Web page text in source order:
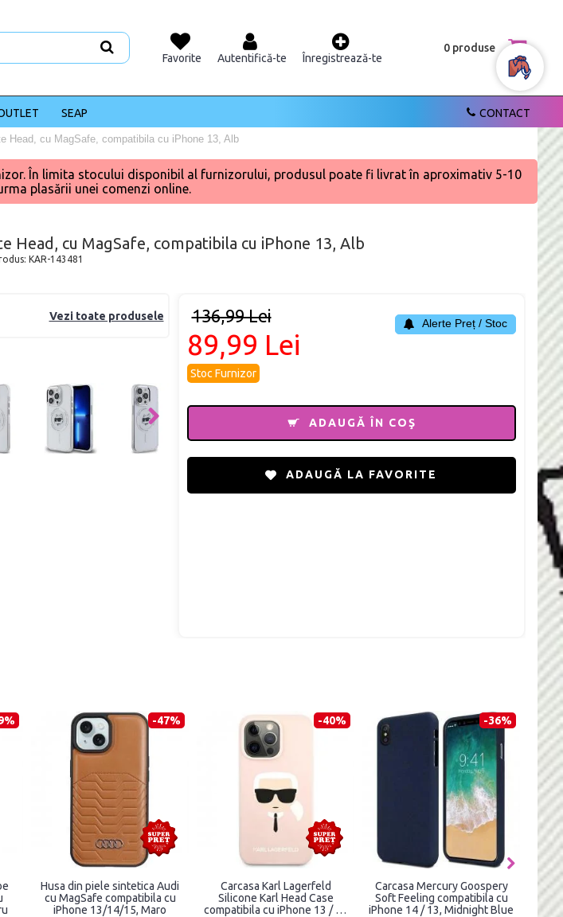
Favorite Autentifică-te Înregistrează-te
0 produse
CONTACT
SEAP
Head, cu MagSafe, compatibila cu iPhone 13, Alb
În limita stocului disponibil al furnizorului, produsul poate fi livrat în aproximativ 5-10
plasării unei comenzi online.
Head, cu MagSafe, compatibila cu iPhone 13, Alb
KAR-143481
Vezi toate produsele 136,99 Lei
89,99 Lei
Stoc Furnizor
Alerte Preț / Stoc
ADAUGĂ ÎN COŞ
ADAUGĂ LA FAVORITE
-45%
Carcasa Karl Lagerfeld Karl
and Choupette Head
compatibila cu iPhone 13 / 14
-44%
Carcasa Guess Leopard cu
MagSafe compatibila cu
iPhone 13 / 14 / 15, Albastru
-42%
Carcasa Guess IML Faceted
Mirror Disco Iridescent
compatibila cu iPhone 13 / 14